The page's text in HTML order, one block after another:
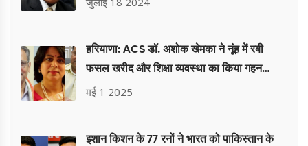
हरियाणा: ACS डॉ. अशोक खेमका ने नूंह में रबी
फसल खरीद और शिक्षा व्यवस्था का किया गहन
निरीक्षण
मई 1 2025
इशान किशन के 77 रनों ने भारत को पाकिस्तान के